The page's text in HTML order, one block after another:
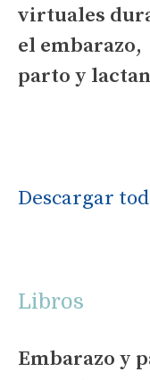
virtuales
el embarazo,
parto y
Descargar
Libros
Embarazo y